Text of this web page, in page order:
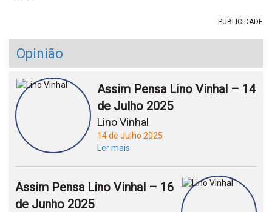
PUBLICIDADE
Opinião
Assim Pensa Lino Vinhal – 14
de Julho 2025
Lino Vinhal
14 de Julho 2025
Ler mais
Assim Pensa Lino Vinhal – 16
de Junho 2025